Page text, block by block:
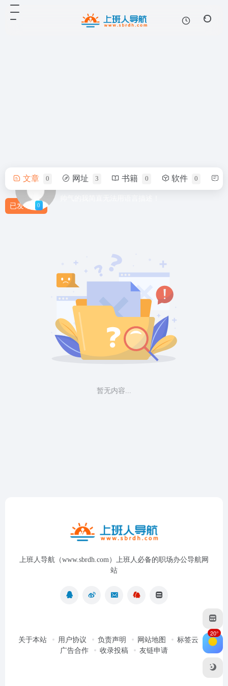
ptswitch
文章 0 网址 3 书籍 0 软件 0
已发布 0
暂无内容...
上班人导航（www.sbrdh.com）上班人必备的职场办公导航网
站
关于本站 用户协议 负责声明 网站地图
标签云
广告合作
收录投稿 友链申请
20°